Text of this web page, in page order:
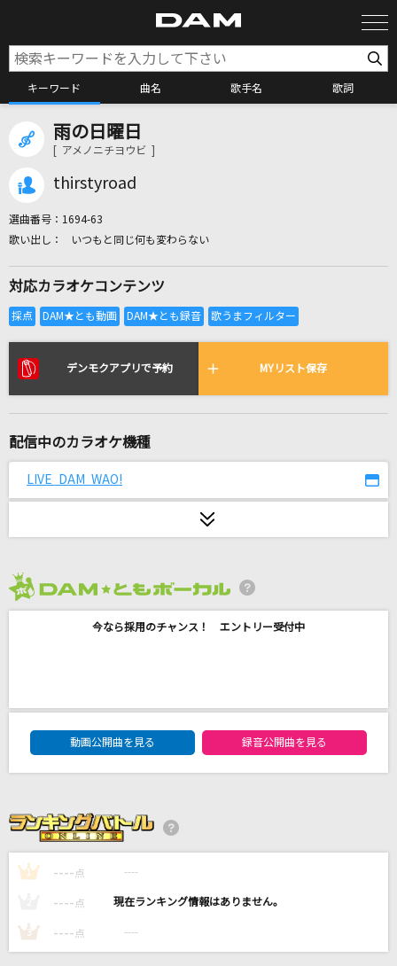
キーワード 曲名 歌手名 歌詞
全国りれき
リアルタイムで歌われている曲の一覧
斜陽
とんぼり情話
ずっと真夜中でいいのに。
Butterfly
Mrs. GREEN APPLE
[生音]異邦人～シルクロードのテーマ～
少女レイ
雨の日曜日
[ アメノニチヨウビ ]
thirstyroad
選曲番号： 1694-63
いつもと同じ何も変わらない
対応カラオケコンテンツ
デンモクアプリで予約 MYリスト保存
配信中のカラオケ機種
LIVE DAM WAO!
今なら採用のチャンス！ エントリー受付中
DAM★ともボーカルエントリーランキング
動画公開曲を見る
録音公開曲を見る
1 ---- 点 ----
---- 点 ----
3 ---- 点 ----